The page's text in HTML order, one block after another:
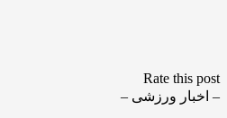
Rate this post
– اخبار ورزشی –